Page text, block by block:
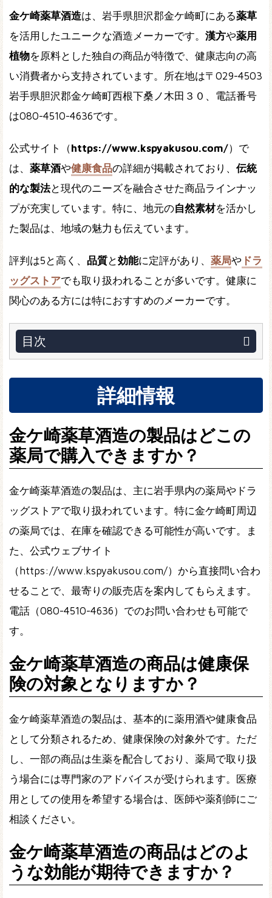
金ケ崎薬草酒造は、岩手県胆沢郡金ケ崎町にある薬草
を活用したユニークな酒造メーカーです。 漢方や薬用
植物を原料とした独自の商品が特徴で、健康志向の高
い消費者から支持されています。所在地は〒029-4503
岩手県胆沢郡金ケ崎町西根下桑ノ木田３０、電話番号
は080-4510-4636です。
公式サイト（https://www.kspyakusou.com/）で
は、 薬草酒や健康食品の詳細が掲載されており、 伝統
的な製法と現代のニーズを融合させた商品ラインナッ
プが充実しています。特に、地元の自然素材を活かし
た製品は、地域の魅力も伝えています。
評判は5と高く、 品質と効能に定評があり、 薬局や ドラ
ッグストアでも取り扱われることが多いです。健康に
関心のある方には特におすすめのメーカーです。
目次
詳細情報
金ケ崎薬草酒造の製品はどこの
薬局で購入できますか？
金ケ崎薬草酒造の製品は、主に岩手県内の薬局やドラ
ッグストアで取り扱われています。特に金ケ崎町周辺
の薬局では、在庫を確認できる可能性が高いです。ま
た、公式ウェブサイト
（https://www.kspyakusou.com/）から直接問い合わ
せることで、最寄りの販売店を案内してもらえます。
電話（080-4510-4636）でのお問い合わせも可能で
す。
金ケ崎薬草酒造の商品は健康保
険の対象となりますか？
金ケ崎薬草酒造の製品は、基本的に薬用酒や健康食品
として分類されるため、健康保険の対象外です。ただ
し、一部の商品は生薬を配合しており、薬局で取り扱
う場合には専門家のアドバイスが受けられます。医療
用としての使用を希望する場合は、医師や薬剤師にご
相談ください。
金ケ崎薬草酒造の商品はどのよ
うな効能が期待できますか？